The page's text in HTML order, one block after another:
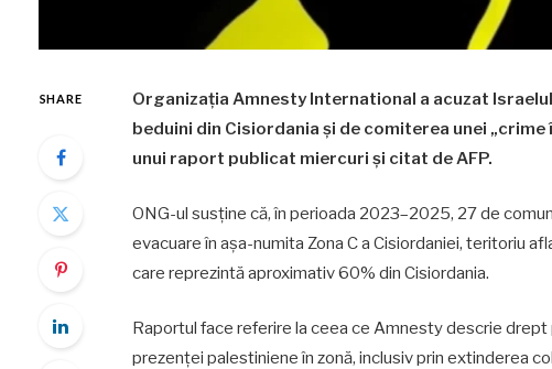
SHARE
Organizația Amnesty International a acuzat
beduini din Cisiordania și de comiterea unei
unui raport publicat miercuri și citat de AFP.
ONG-ul susține că, în perioada 2023–2025, 27 de
evacuare în așa-numita Zona C a Cisiordaniei, teritoriu
care reprezintă aproximativ 60% din Cisiordania.
Raportul face referire la ceea ce Amnesty descrie
prezenței palestiniene în zonă, inclusiv prin extinderea